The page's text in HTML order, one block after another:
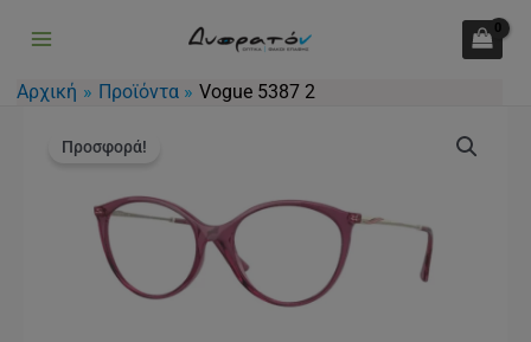
περιεχόμενο
Αρχική Προϊόντα Vogue 5387 2
Προσφορά!price
105.00€.είναι:
79.00€.
5387
ποσότητα
ποσότητα